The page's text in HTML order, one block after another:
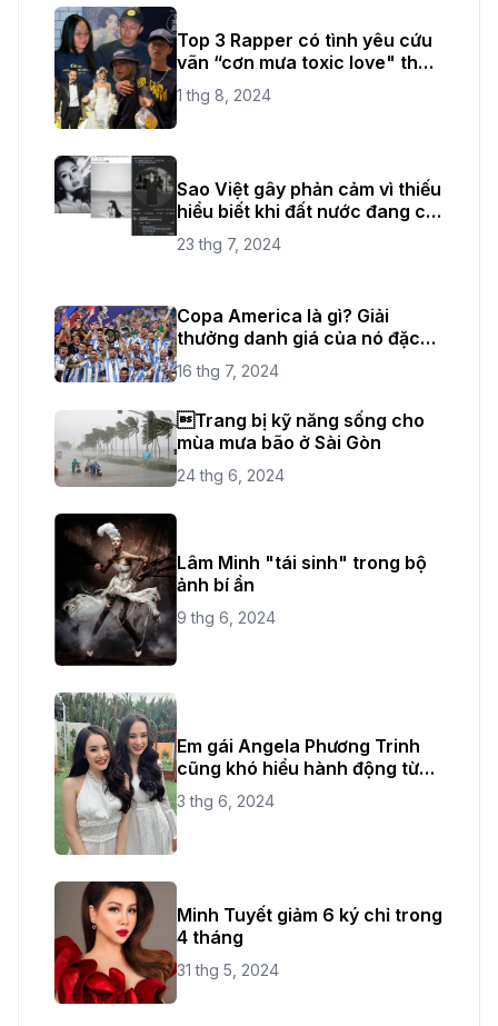
Top 3 Rapper có tình yêu cứu
vãn “cơn mưa toxic love" thời
gian vừa qua
1 thg 8, 2024
Sao Việt gây phản cảm vì thiếu
hiểu biết khi đất nước đang có
quốc tang
23 thg 7, 2024
Copa America là gì? Giải
thưởng danh giá của nó đặc
biệt như thế nào?
16 thg 7, 2024
Trang bị kỹ năng sống cho
mùa mưa bão ở Sài Gòn
24 thg 6, 2024
Lâm Minh "tái sinh" trong bộ
ảnh bí ẩn
9 thg 6, 2024
Em gái Angela Phương Trinh
cũng khó hiểu hành động từ
chị ruột
3 thg 6, 2024
Minh Tuyết giảm 6 ký chỉ trong
4 tháng
31 thg 5, 2024